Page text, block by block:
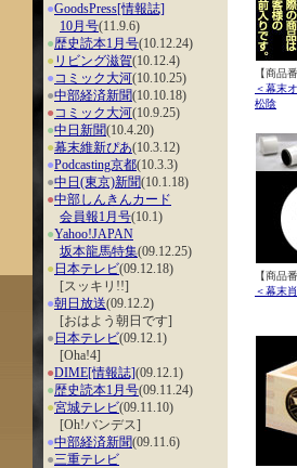
●GoodsPress[情報誌]
10月号(11.9.6)
●歴史読本1月号(10.12.24)
● リビング滋賀(10.12.4)
●コミック大河(10.10.25)
●中部経済新聞(10.10.18)
●コミック大河(10.9.25)
●中日新聞(10.4.20)
●幕末維新ぴあ(10.3.12)
●Podcasting京都(10.3.3)
●中日(東京)新聞(10.1.18)
●中部しんきんカード
会員報1月号(10.1)
●Yahoo!JAPAN
坂本龍馬特集(09.12.25)
● 日本テレビ(09.12.18)
[スッキリ!!]
●朝日放送(09.12.2)
[おはよう朝日です]
● 日本テレビ(09.12.1)
[Oha!4]
●DIME[情報誌](09.12.1)
●歴史読本1月号(09.11.24)
●宮城テレビ(09.11.10)
[Oh!バンデス]
●中部経済新聞(09.11.6)
●三重テレビ
【商品
＜幕末
松陰
【商品
＜幕末